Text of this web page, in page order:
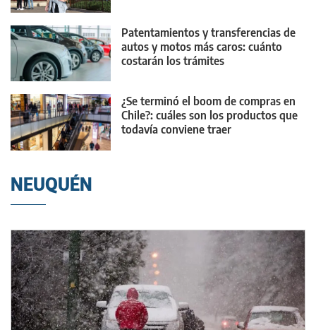
Patentamientos y transferencias de
autos y motos más caros: cuánto
costarán los trámites
¿Se terminó el boom de compras en
Chile?: cuáles son los productos que
todavía conviene traer
NEUQUÉN